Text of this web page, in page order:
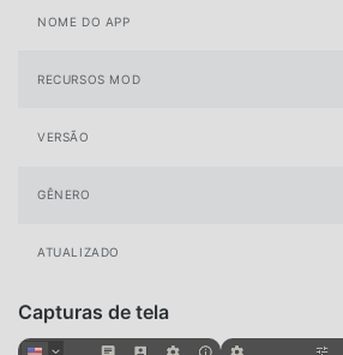
NOME DO APP
RECURSOS MOD
VERSÃO
GÊNERO
ATUALIZADO
Capturas de tela